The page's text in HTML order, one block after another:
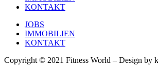
KONTAKT
JOBS
IMMOBILIEN
KONTAKT
Copyright © 2021 Fitness World – Design by